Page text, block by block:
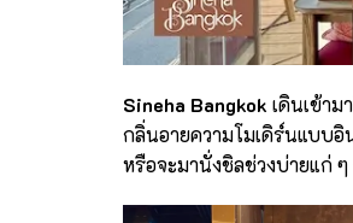
Sineha Bangkok เดินเข้า
กลิ่นอายความโมเดิร์นแบบอิ
หรือจะมานั่งชิลช่วงบ่ายแก่ ๆ